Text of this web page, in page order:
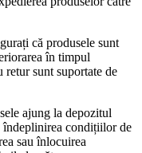
că produsele sunt
în timpul
sunt suportate de
ajung la depozitul
îndeplinirea condițiilor de
sau înlocuirea